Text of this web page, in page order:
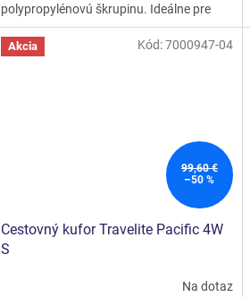
polypropylénovú škrupinu. Ideálne pre
dlhšie cesty.
Akcia
99,60 €
–50 %
Cestovný kufor Travelite Pacific 4W
S
Na dotaz
Kód:7000947-04